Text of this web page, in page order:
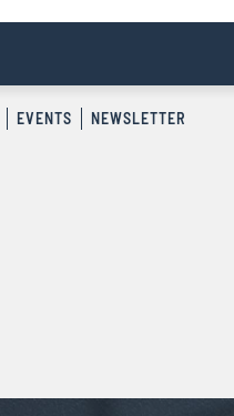
EVENTS NEWSLETTER